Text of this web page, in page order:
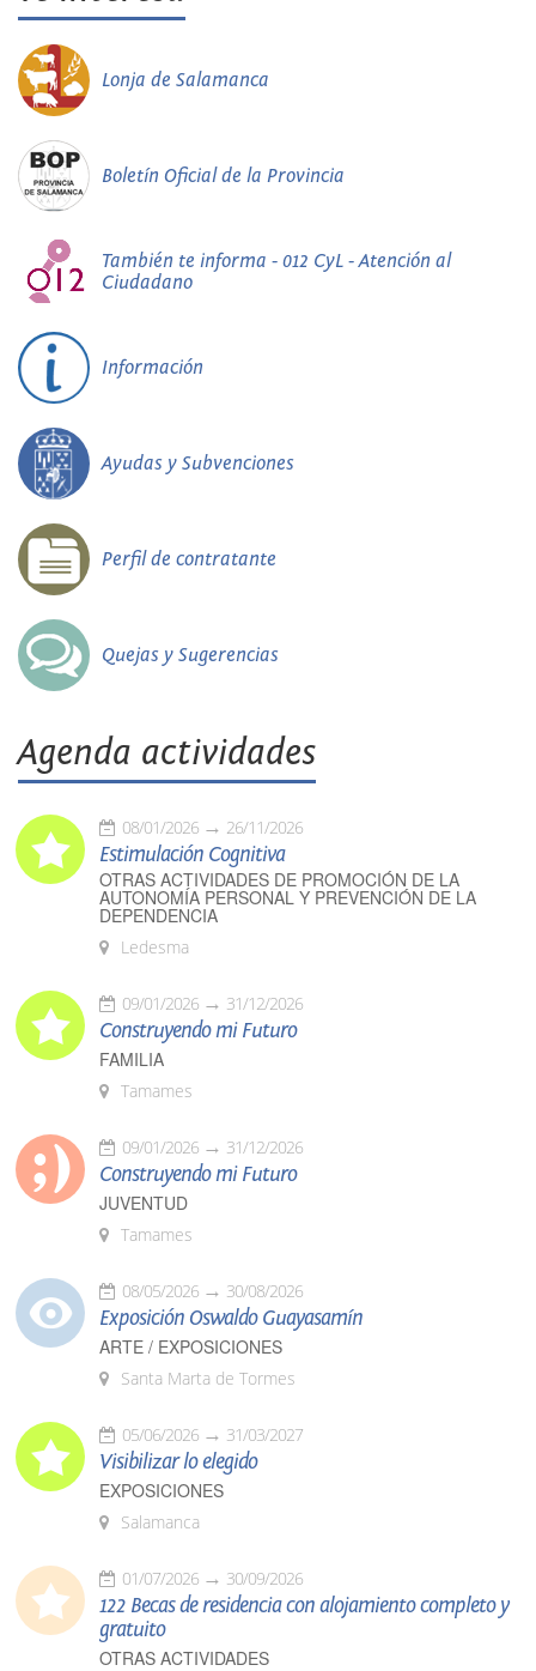
Lonja de Salamanca
Boletín Oficial de la Provincia
También te informa - 012 CyL - Atención al
Ciudadano
Información
Ayudas y Subvenciones
Perfil de contratante
Quejas y Sugerencias
Agenda actividades
08/01/2026 26/11/2026
Estimulación Cognitiva
OTRAS ACTIVIDADES DE PROMOCIÓN DE LA
AUTONOMÍA PERSONAL Y PREVENCIÓN DE LA
DEPENDENCIA
Ledesma
09/01/2026 31/12/2026
Construyendo mi Futuro
FAMILIA
Tamames
09/01/2026 31/12/2026
Construyendo mi Futuro
JUVENTUD
Tamames
08/05/2026 30/08/2026
Exposición Oswaldo Guayasamín
ARTE / EXPOSICIONES
Santa Marta de Tormes
05/06/2026 31/03/2027
Visibilizar lo elegido
EXPOSICIONES
Salamanca
01/07/2026 30/09/2026
122 Becas de residencia con alojamiento completo y
gratuito
OTRAS ACTIVIDADES